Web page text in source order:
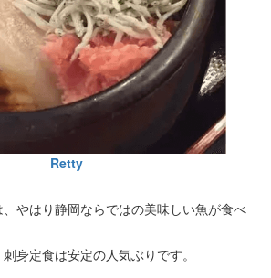
Retty
やはり静岡ならではの美味しい魚が食べ
身定食は安定の人気ぶりです。